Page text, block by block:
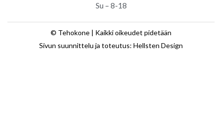
Su – 8-18
© Tehokone | Kaikki oikeudet pidetään
Sivun suunnittelu ja toteutus: Hellsten Design